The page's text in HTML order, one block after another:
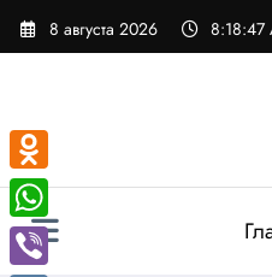
Перейти
8 августа 2026 8:18:48
Odnoklassniki
WhatsApp